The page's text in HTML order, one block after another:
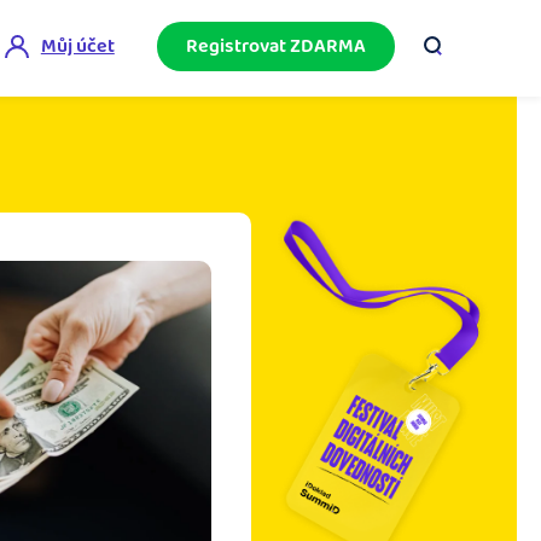
akademii.
Fakturační poradna
se komunity na fakturaci, daně či
Můj účet Registrovat ZDARMA